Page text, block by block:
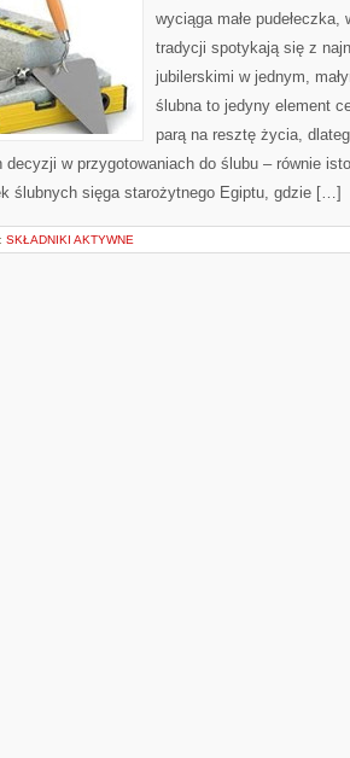
wyciąga małe
tradycji spotykają się z
jubilerskimi w jednym,
ślubna to jedyny element
parą na resztę życia,
decyzji w przygotowaniach do ślubu – równie
ślubnych sięga starożytnego Egiptu, gdzie […]
SKŁADNIKI AKTYWNE